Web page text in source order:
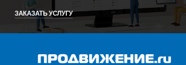
ЗАКАЗАТЬ УСЛУГУ